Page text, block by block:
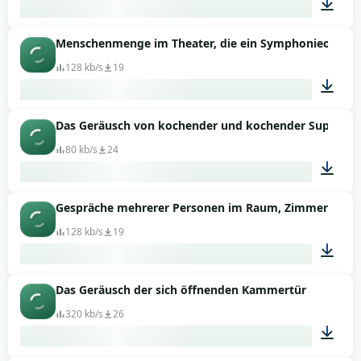
04:23
Menschenmenge im Theater, die ein
128 kb/s 19
02:06
Das Geräusch von kochender und kochender Suppe in
80 kb/s 24
00:05
Gespräche mehrerer Personen im Raum, Zimmerlärm
128 kb/s 19
Das Geräusch der sich öffnenden Kammertür
320 kb/s 26